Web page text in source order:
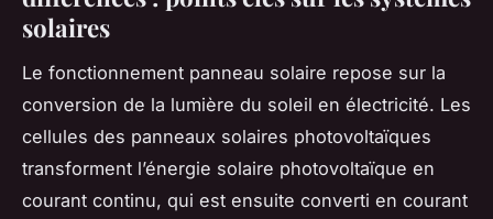
solaires
Le fonctionnement panneau solaire repose sur la
conversion de la lumière du soleil en électricité. Les
cellules des panneaux solaires photovoltaïques
transforment l’énergie solaire photovoltaïque en
courant continu, qui est ensuite converti en courant